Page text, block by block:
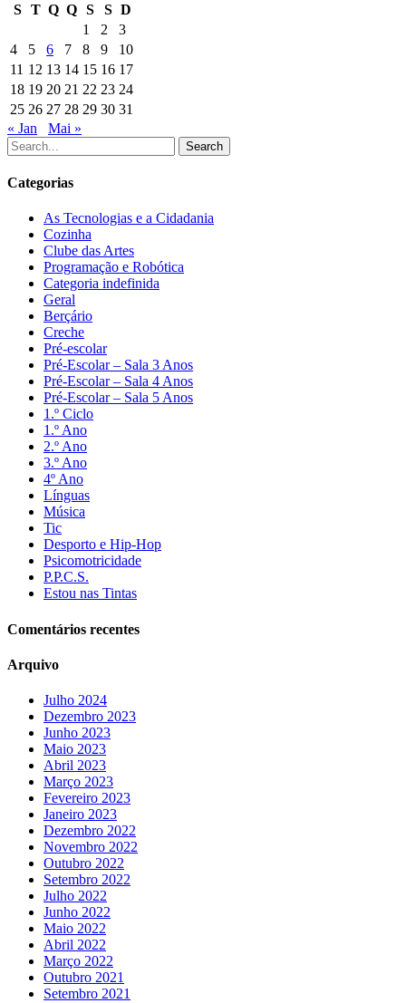
S
T Q Q S S D
1
2
3
4
5 6 7 8 9
10
11 12 13 14 15 16 17
18 19 20 21 22 23 24
25 26 27 28 29 30 31
« Jan
Mai »
Search
Categorias
As Tecnologias e a Cidadania
Cozinha
Clube das Artes
Programação e Robótica
Categoria indefinida
Geral
Berçário
Creche
Pré-escolar
Pré-Escolar – Sala 3 Anos
Pré-Escolar – Sala 4 Anos
Pré-Escolar – Sala 5 Anos
1.º Ciclo
1.º Ano
2.º Ano
3.º Ano
4º Ano
Línguas
Música
Tic
Desporto e Hip-Hop
Psicomotricidade
P.P.C.S.
Estou nas Tintas
Comentários recentes
Arquivo
Julho 2024
Dezembro 2023
Junho 2023
Maio 2023
Abril 2023
Março 2023
Fevereiro 2023
Janeiro 2023
Dezembro 2022
Novembro 2022
Outubro 2022
Setembro 2022
Julho 2022
Junho 2022
Maio 2022
Abril 2022
Março 2022
Outubro 2021
Setembro 2021